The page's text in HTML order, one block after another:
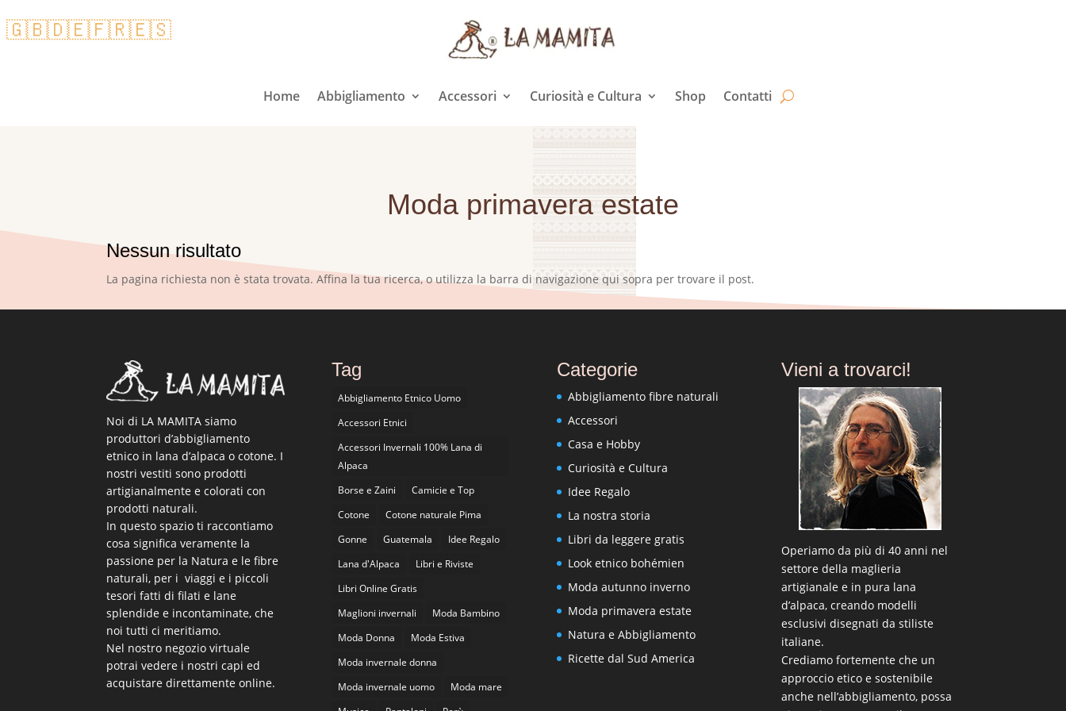
🇬🇧🇩🇪🇫🇷🇪🇸
Home Abbigliamento Accessori Curiosità e Cultura Shop Contatti
Moda primavera estate
Nessun risultato
La pagina richiesta non è stata trovata. Affina la tua ricerca, o utilizza la barra di navigazione qui sopra per trovare il post.
Noi di LA MAMITA siamo
produttori d’abbigliamento
etnico in lana d’alpaca o cotone. I
nostri vestiti sono prodotti
artigianalmente e colorati con
prodotti naturali.
In questo spazio ti raccontiamo
cosa significa veramente la
passione per la Natura e le fibre
naturali, per i viaggi e i piccoli
tesori fatti di filati e lane
splendide e incontaminate, che
noi tutti ci meritiamo.
Nel nostro negozio virtuale
potrai vedere i nostri capi ed
acquistare direttamente online.
Tag
Abbigliamento Etnico Uomo
Accessori Etnici
Accessori Invernali 100% Lana di
Alpaca
Borse e Zaini
Camicie e Top
Cotone
Cotone naturale Pima
Gonne
Guatemala
Idee Regalo
Lana d'Alpaca
Libri e Riviste
Libri Online Gratis
Maglioni invernali
Moda Bambino
Moda Donna
Moda Estiva
Moda invernale donna
Moda invernale uomo
Moda mare
Categorie
Abbigliamento fibre naturali
Accessori
Casa e Hobby
Curiosità e Cultura
Idee Regalo
La nostra storia
Libri da leggere gratis
Look etnico bohémien
Moda autunno inverno
Moda primavera estate
Natura e Abbigliamento
Ricette dal Sud America
Vieni a trovarci!
Operiamo da più di 40 anni nel
settore della maglieria
artigianale e in pura lana
d’alpaca, creando modelli
esclusivi disegnati da stiliste
italiane.
Crediamo fortemente che un
approccio etico e sostenibile
anche nell’abbigliamento, possa